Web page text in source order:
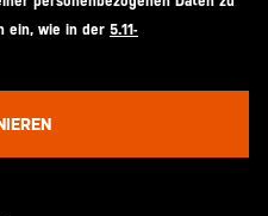
ein, wie in der 5.11-